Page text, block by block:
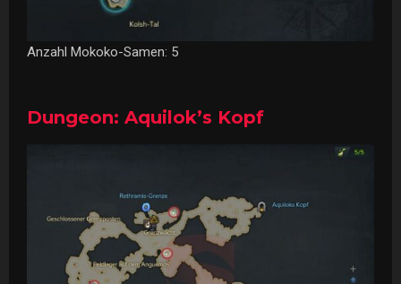
Anzahl Mokoko-Samen: 5
Dungeon: Aquilok’s Kopf